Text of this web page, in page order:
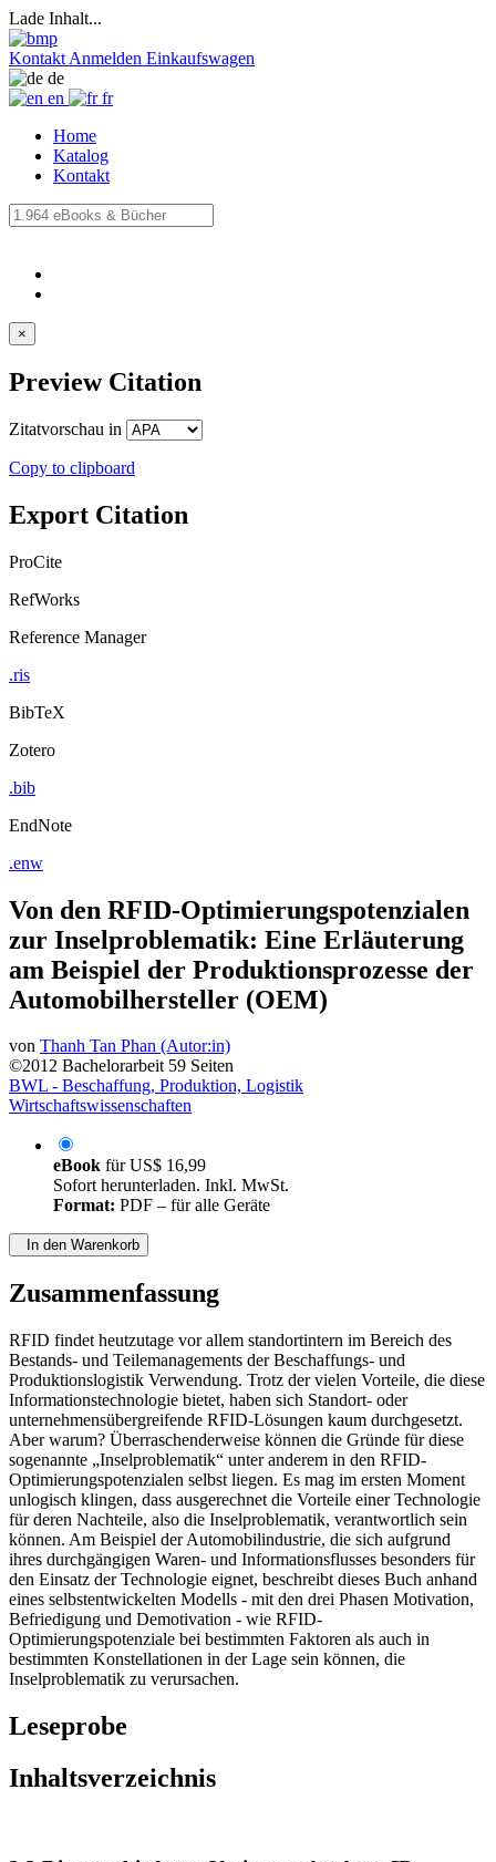
Lade Inhalt...
Kontakt Anmelden Einkaufswagen
de
en
fr
Home
Katalog
Kontakt
×
Preview Citation
Zitatvorschau in
Copy to clipboard
Export Citation
ProCite
RefWorks
Reference Manager
.ris
BibTeX
Zotero
.bib
EndNote
.enw
Von den RFID-Optimierungspotenzialen
zur Inselproblematik: Eine Erläuterung
am Beispiel der Produktionsprozesse der
Automobilhersteller (OEM)
vonThanh Tan Phan (Autor:in)
©2012 Bachelorarbeit 59 Seiten
Wirtschaftswissenschaften
eBookfürUS$ 16,99
Format:PDF – für alle Geräte
In den Warenkorb
Zusammenfassung
RFID findet heutzutage vor allem standortintern im Bereich des
Bestands- und Teilemanagements der Beschaffungs- und
Produktionslogistik Verwendung. Trotz der vielen Vorteile, die diese
Informationstechnologie bietet, haben sich Standort- oder
unternehmensübergreifende RFID-Lösungen kaum durchgesetzt.
Aber warum? Überraschenderweise können die Gründe für diese
sogenannte „Inselproblematik“ unter anderem in den RFID-
Optimierungspotenzialen selbst liegen. Es mag im ersten Moment
unlogisch klingen, dass ausgerechnet die Vorteile einer Technologie
für deren Nachteile, also die Inselproblematik, verantwortlich sein
können. Am Beispiel der Automobilindustrie, die sich aufgrund
ihres durchgängigen Waren- und Informationsflusses besonders für
den Einsatz der Technologie eignet, beschreibt dieses Buch anhand
eines selbstentwickelten Modells - mit den drei Phasen Motivation,
Befriedigung und Demotivation - wie RFID-
Optimierungspotenziale bei bestimmten Faktoren als auch in
Inselproblematik zu verursachen.
Leseprobe